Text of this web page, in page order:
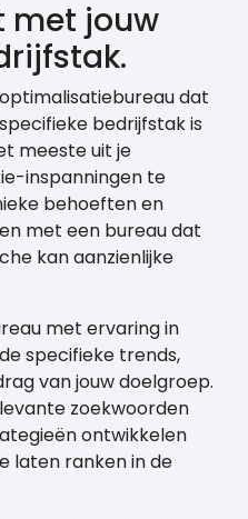
met jouw
dat
bedrijfstak is
meeste uit je
inspanningen te
behoeften en
met een bureau dat
kan aanzienlijke
met ervaring in
specifieke trends,
van jouw doelgroep.
zoekwoorden
ontwikkelen
laten ranken in de